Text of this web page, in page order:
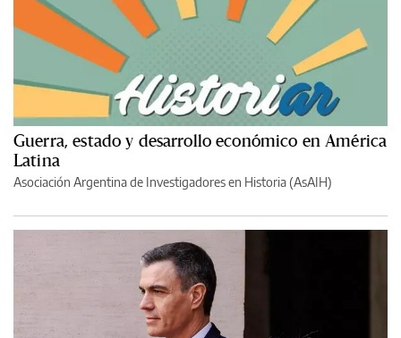
Guerra, estado y desarrollo económico en América
Latina
Asociación Argentina de Investigadores en Historia (AsAIH)